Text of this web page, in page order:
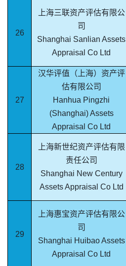
26
上海三联资产评估有限公
司
Shanghai Sanlian Assets
Appraisal Co Ltd
27
汉华评值（上海）资产评
估有限公司
Hanhua Pingzhi
(Shanghai) Assets
Appraisal Co Ltd
28
上海新世纪资产评估有限
责任公司
Shanghai New Century
Assets Appraisal Co Ltd
29
上海惠宝资产评估有限公
司
Shanghai Huibao Assets
Appraisal Co Ltd